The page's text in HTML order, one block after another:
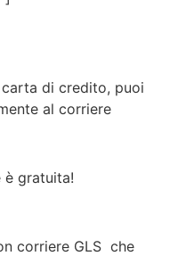
di credito, puoi
al corriere
è gratuita!
corriere GLS che